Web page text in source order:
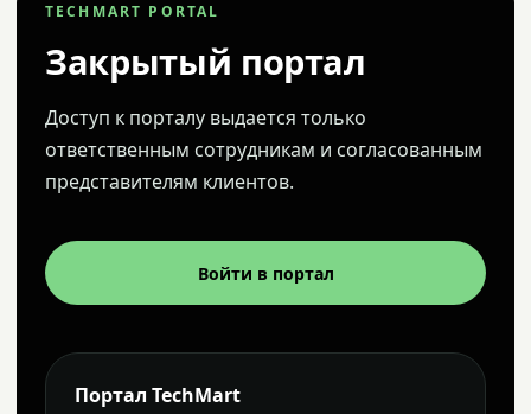
TECHMART PORTAL
Закрытый портал
Доступ к порталу выдается только
ответственным сотрудникам и согласованным
представителям клиентов.
Войти в портал
Портал TechMart